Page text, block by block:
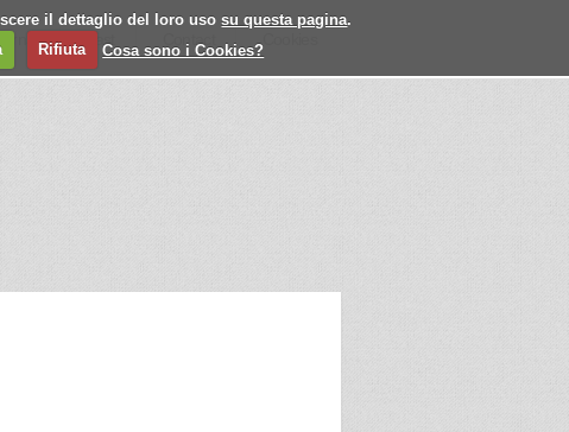
il dettaglio del loro usosu questa pagina.
Rifiuta Cosa sono i Cookies?
Past Contact